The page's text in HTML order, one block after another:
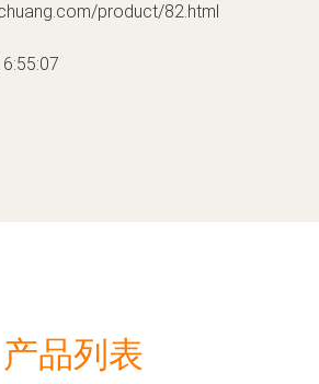
product/82.html
产品列表